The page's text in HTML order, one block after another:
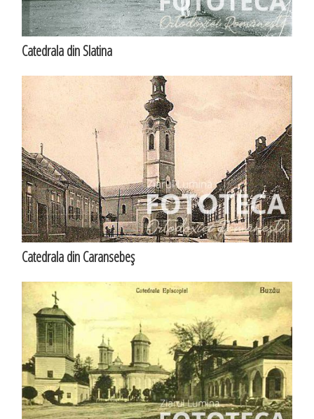
Catedrala din Slatina
Catedrala din Caransebeş